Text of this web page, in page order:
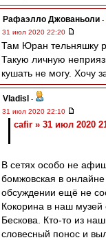
Рафаэлло Джованьоли -
31 июл 2020 22:20
Там Юран тельняшку
Такую личную
кушать не могу. Хочу
Vladisl
-
31 июл 2020 22:10
cafir » 31 июл 2020
В сетях особо не
бомжовская в
обсуждении ещё не
Кокорина в наш музей
Бескова. Кто-то из
словесный понос и